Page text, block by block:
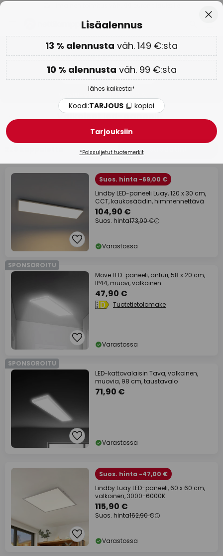
Vain
01D 12H 13M 16S
Lisäalennus: 10 % väh. 99 €:sta tai 13 % väh. 149 €:sta-
lähes kaikesta
WOW-viikko:jopa -70 % >
Valkoiset led-paneelit
Suos. hinta -69,00 €
Lindby LED-paneeli Luay, 120 x 30 cm,
CCT, kaukosäädin, himmennettävä
104,90 €
Suos. hinta173,90 €
Varastossa
SPONSOROITU
Move LED-paneeli, anturi, 58 x 20 cm,
IP44, muovi, valkoinen
47,90 €
Tuotetietolomake
Varastossa
SPONSOROITU
LED-kattovalaisin Tava, valkoinen,
muovia, 98 cm, taustavalo
71,90 €
Varastossa
Suos. hinta -47,00 €
Lindby Luay LED-paneeli, 60 x 60 cm,
valkoinen, 3000-6000K
115,90 €
Suos. hinta162,90 €
Varastossa
Lisäalennus
13 % alennusta väh. 149 €:sta
10 % alennusta väh. 99 €:sta
lähes kaikesta*
Koodi:TARJOUS kopioi
Tarjouksiin
*Poissuljetut tuotemerkit